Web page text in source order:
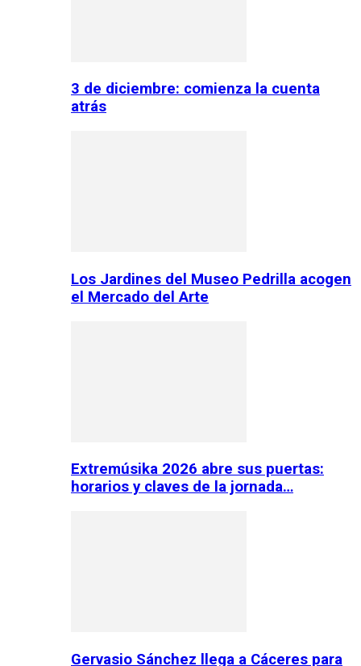
3 de diciembre: comienza la cuenta
atrás
Los Jardines del Museo Pedrilla acogen
el Mercado del Arte
Extremúsika 2026 abre sus puertas:
horarios y claves de la jornada…
Gervasio Sánchez llega a Cáceres para